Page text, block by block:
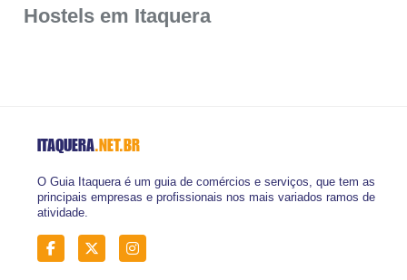
Hostels em Itaquera
ITAQUERA.NET.BR
O Guia Itaquera é um guia de comércios e serviços, que tem as
principais empresas e profissionais nos mais variados ramos de
atividade.